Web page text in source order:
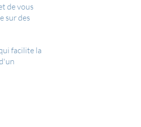
de vous
sur des
facilite la